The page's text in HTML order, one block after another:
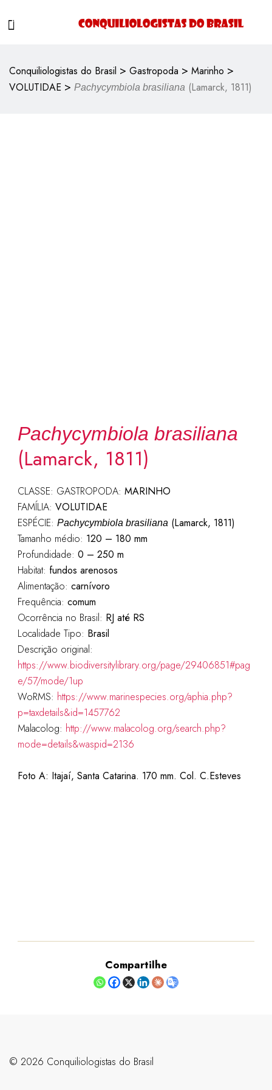
Conquiliologistas do Brasil > Gastropoda > Marinho >
VOLUTIDAE > Pachycymbiola brasiliana (Lamarck, 1811)
Pachycymbiola brasiliana
(Lamarck, 1811)
CLASSE: GASTROPODA: MARINHO
FAMÍLIA: VOLUTIDAE
ESPÉCIE: Pachycymbiola brasiliana(Lamarck, 1811)
Tamanho médio: 120 – 180 mm
Profundidade: 0 – 250 m
Habitat: fundos arenosos
Alimentação: carnívoro
Frequência: comum
Ocorrência no Brasil: RJ até RS
Localidade Tipo: Brasil
Descrição original:
https://www.biodiversitylibrary.org/page/29406851#pag
e/57/mode/1up
WoRMS: https://www.marinespecies.org/aphia.php?
p=taxdetails&id=1457762
Malacolog: http://www.malacolog.org/search.php?
mode=details&waspid=2136
Foto A: Itajaí, Santa Catarina. 170 mm. Col. C.Esteves
Compartilhe
©️ 2026 Conquiliologistas do Brasil